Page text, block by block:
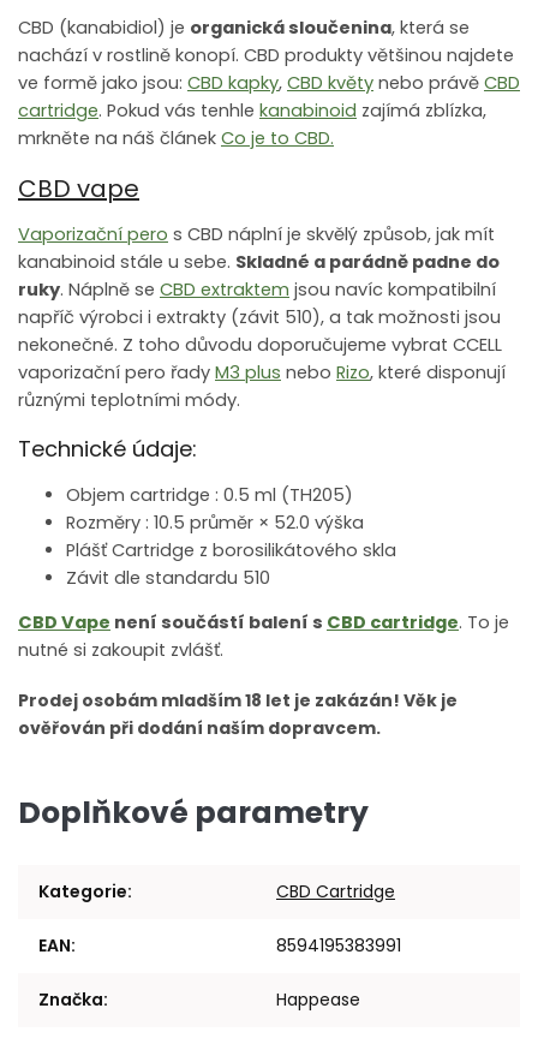
CBD (kanabidiol) je organická sloučenina, která se
nachází v rostlině konopí. CBD produkty většinou najdete
ve formě jako jsou: CBD kapky, CBD květy nebo právě CBD
cartridge. Pokud vás tenhle kanabinoid zajímá zblízka,
mrkněte na náš článek Co je to CBD.
CBD vape
Vaporizační pero s CBD náplní je skvělý způsob, jak mít
kanabinoid stále u sebe. Skladné a parádně padne do
ruky. Náplně se CBD extraktem jsou navíc kompatibilní
napříč výrobci i extrakty (závit 510), a tak možnosti jsou
nekonečné. Z toho důvodu doporučujeme vybrat CCELL
vaporizační pero řady M3 plus nebo Rizo, které disponují
různými teplotními módy.
Technické údaje:
Objem cartridge : 0.5 ml (TH205)
Rozměry : 10.5 průměr × 52.0 výška
Plášť Cartridge z borosilikátového skla
Závit dle standardu 510
CBD Vape není součástí balení s CBD cartridge. To je
nutné si zakoupit zvlášť.
Prodej osobám mladším 18 let je zakázán! Věk je
ověřován při dodání naším dopravcem.
Doplňkové parametry
Kategorie: CBD Cartridge
EAN: 8594195383991
Značka: Happease